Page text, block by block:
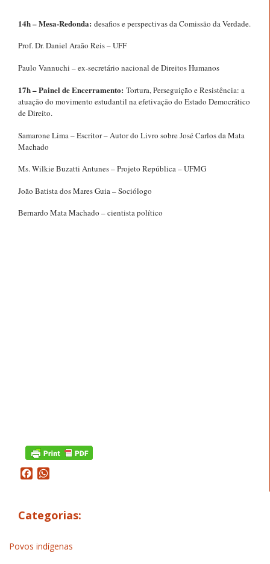
14h – Mesa-Redonda: desafios e perspectivas da Comissão da Verdade.
Prof. Dr. Daniel Araão Reis – UFF
Paulo Vannuchi – ex-secretário nacional de Direitos Humanos
17h – Painel de Encerramento: Tortura, Perseguição e Resistência: a
atuação do movimento estudantil na efetivação do Estado Democrático
de Direito.
Samarone Lima – Escritor – Autor do Livro sobre José Carlos da Mata
Machado
Ms. Wilkie Buzatti Antunes – Projeto República – UFMG
João Batista dos Mares Guia – Sociólogo
Bernardo Mata Machado – cientista político
Facebook
Categorias:
Povos indígenas